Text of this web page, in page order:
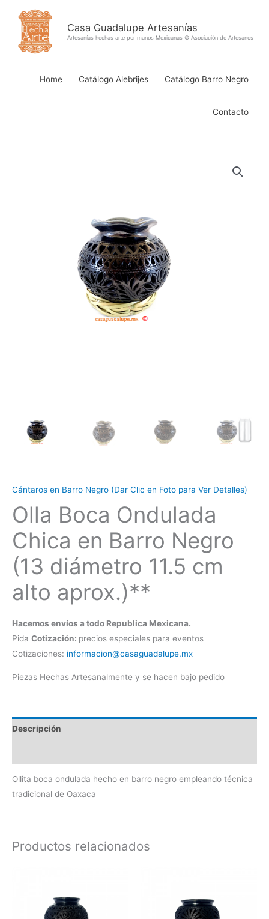
contenido
Casa Guadalupe Artesanías
Artesanías hechas arte por manos Mexicanas © Asociación de Artesanos
Home Catálogo Alebrijes Catálogo Barro Negro
Contacto
Cántaros en Barro Negro (Dar Clic en Foto para Ver Detalles)
Olla Boca Ondulada
Chica en Barro Negro
(13 diámetro 11.5 cm
alto aprox.)**
Hacemos envíos a todo Republica Mexicana.
Pida Cotización: precios especiales para eventos
Cotizaciones: informacion@casaguadalupe.mx
Piezas Hechas Artesanalmente y se hacen bajo pedido
Descripción
Ollita boca ondulada hecho en barro negro empleando técnica
tradicional de Oaxaca
Productos relacionados